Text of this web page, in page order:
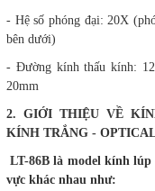
- Hệ số phóng đại: 20X
bên dưới)
- Đường kính thấu kính:
20mm
2. GIỚI THIỆU VỀ
KÍNH TRẮNG -
LT-86B là model kính
vực khác nhau như: